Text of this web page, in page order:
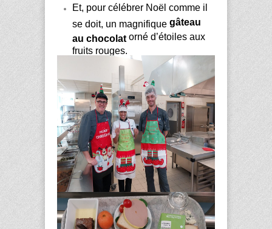
Et, pour célébrer Noël comme il
se doit, un magnifique gâteau
au chocolat orné d’étoiles aux
fruits rouges.